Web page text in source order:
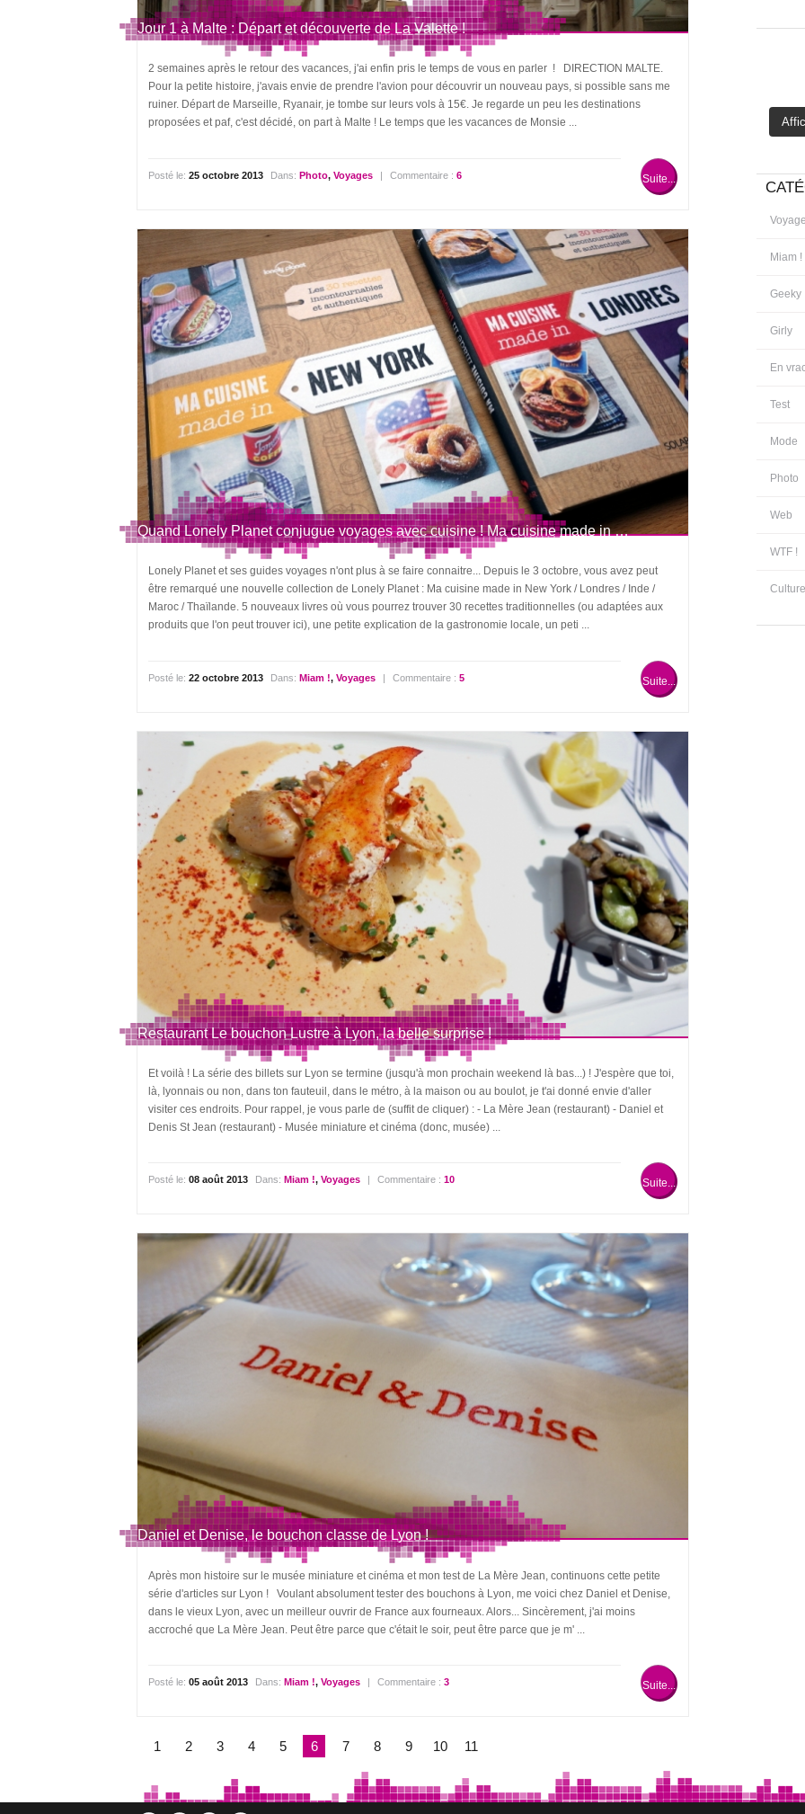
Jour 1 à Malte : Départ et découverte de La Valette !
2 semaines après le retour des vacances, j'ai enfin pris le temps de vous en parler ! DIRECTION MALTE.
Pour la petite histoire, j'avais envie de prendre l'avion pour découvrir un nouveau pays, si possible sans me
ruiner. Départ de Marseille, Ryanair, je tombe sur leurs vols à 15€. Je regarde un peu les destinations
proposées et paf, c'est décidé, on part à Malte ! Le temps que les vacances de Monsie ...
Suite...
Posté le:25 octobre 2013 Dans:Photo,Voyages | Commentaire :6
Quand Lonely Planet conjugue voyages avec cuisine ! Ma cuisine made in …
Lonely Planet et ses guides voyages n'ont plus à se faire connaitre... Depuis le 3 octobre, vous avez peut
être remarqué une nouvelle collection de Lonely Planet : Ma cuisine made in New York / Londres / Inde /
Maroc / Thaïlande. 5 nouveaux livres où vous pourrez trouver 30 recettes traditionnelles (ou adaptées aux
produits que l'on peut trouver ici), une petite explication de la gastronomie locale, un peti ...
Suite...
Posté le:22 octobre 2013 Dans:Miam !,Voyages | Commentaire :5
Restaurant Le bouchon Lustre à Lyon, la belle surprise !
Et voilà ! La série des billets sur Lyon se termine (jusqu'à mon prochain weekend là bas...) ! J'espère que toi,
là, lyonnais ou non, dans ton fauteuil, dans le métro, à la maison ou au boulot, je t'ai donné envie d'aller
visiter ces endroits. Pour rappel, je vous parle de (suffit de cliquer) : - La Mère Jean (restaurant) - Daniel et
Denis St Jean (restaurant) - Musée miniature et cinéma (donc, musée) ...
Suite...
Posté le:08 août 2013 Dans: Miam !,Voyages Commentaire :10
Daniel et Denise, le bouchon classe de Lyon !
Après mon histoire sur le musée miniature et cinéma et mon test de La Mère Jean, continuons cette petite
série d'articles sur Lyon ! Voulant absolument tester des bouchons à Lyon, me voici chez Daniel et Denise,
dans le vieux Lyon, avec un meilleur ouvrir de France aux fourneaux. Alors... Sincèrement, j'ai moins
accroché que La Mère Jean. Peut être parce que c'était le soir, peut être parce que je m' ...
Suite...
Posté le:05 août 2013 Dans:Miam !,Voyages | Commentaire :3
1 2 3 4 5 6 7 8 9 10 11
Miam !
Geeky
Girly
En
Test
Mode
Photo
Web
WTF !
Culture